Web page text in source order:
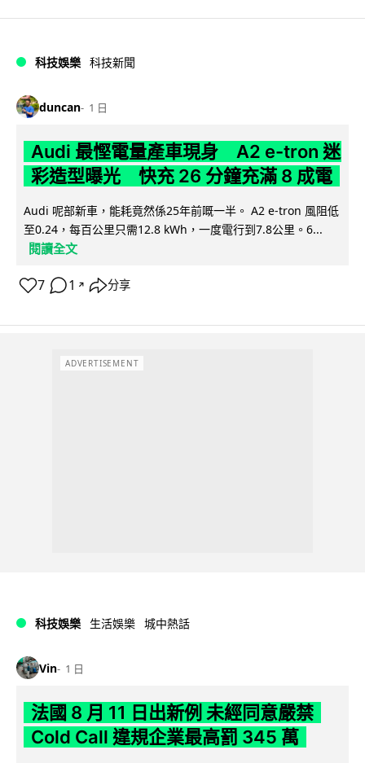
科技娛樂 科技新聞
duncan 1 日
Audi 最慳電量產車現身 A2 e-tron 迷
彩造型曝光 快充 26 分鐘充滿 8 成電
Audi 呢部新車，能耗竟然係25年前嘅一半。 A2 e-tron 風阻低
至0.24，每百公里只需12.8 kWh，一度電行到7.8公里。6...
閱讀全文
7 1 ↗ 分享
ADVERTISEMENT
科技娛樂 生活娛樂 城中熱話
Vin 1 日
法國 8 月 11 日出新例 未經同意嚴禁
Cold Call 違規企業最高罰 345 萬